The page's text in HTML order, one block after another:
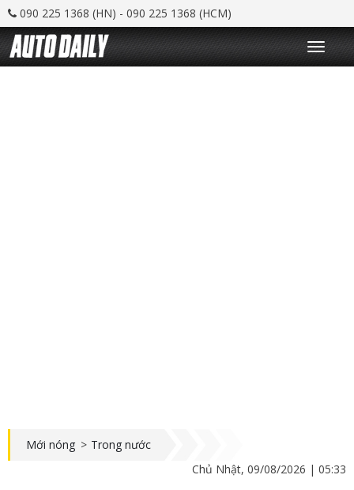
090 225 1368 (HN) - 090 225 1368 (HCM)
T
o
g
Mới nóng > Trong nước
Chủ Nhật, 09/08/2026 | 05:33